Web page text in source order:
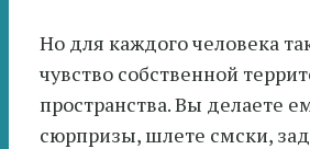
Но для каждого человека
чувство собственной
пространства. Вы делаете
сюрпризы, шлете смски,